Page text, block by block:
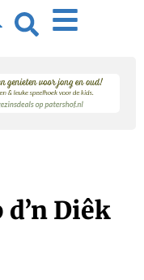
Diêk